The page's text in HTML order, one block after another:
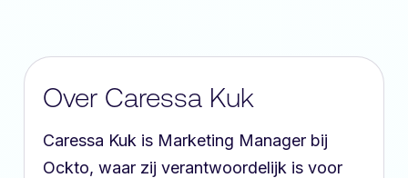
Over Caressa Kuk
Caressa Kuk is Marketing Manager bij
Ockto, waar zij verantwoordelijk is voor